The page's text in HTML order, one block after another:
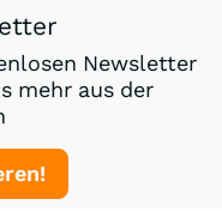
Newsletter
mehr aus der